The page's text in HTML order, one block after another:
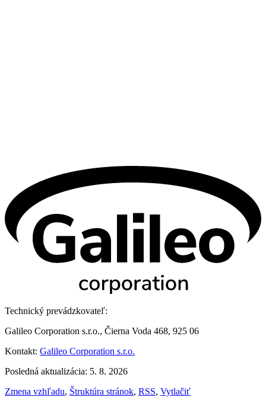
Technický prevádzkovateľ:
Galileo Corporation s.r.o., Čierna Voda 468, 925 06
Kontakt: Galileo Corporation s.r.o.
Posledná aktualizácia: 5. 8. 2026
Zmena vzhľadu, Štruktúra stránok, RSS, Vytlačiť